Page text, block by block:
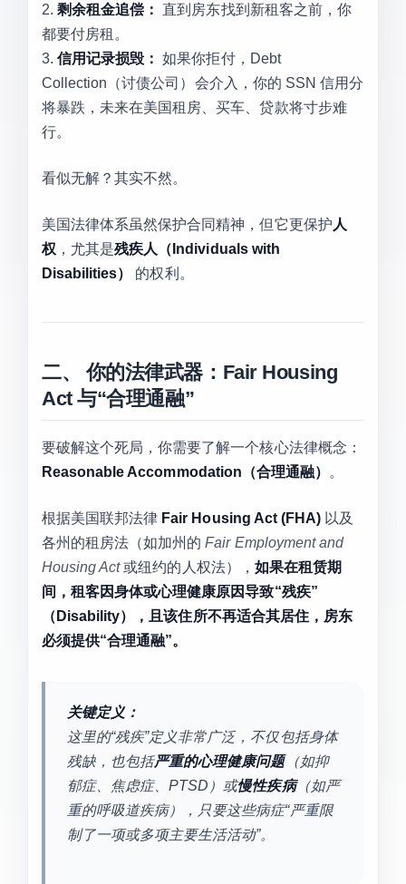
2.剩余租金追偿： 直到房东找到新租客之前，你
都要付房租。
3.信用记录损毁： 如果你拒付，Debt
Collection（讨债公司）会介入，你的 SSN 信用分
将暴跌，未来在美国租房、买车、贷款将寸步难
行。
看似无解？其实不然。
美国法律体系虽然保护合同精神，但它更保护 人
权 ，尤其是残疾人（Individuals with
Disabilities）
的权利。
二、 你的法律武器：Fair Housing
Act 与“合理通融”
要破解这个死局，你需要了解一个核心法律概念：
Reasonable Accommodation（合理通融）
。
根据美国联邦法律 Fair Housing Act (FHA) 以及
各州的租房法（如加州的Fair Employment and
Housing Act或纽约的人权法）， 如果在租赁期
间，租客因身体或心理健康原因导致“残疾”
（Disability），且该住所不再适合其居住，房东
必须提供“合理通融”。
关键定义：
这里的“残疾”定义非常广泛，不仅包括身体
残缺，也包括严重的心理健康问题（如抑
郁症、焦虑症、PTSD）或慢性疾病（如严
重的呼吸道疾病），只要这些病症“严重限
制了一项或多项主要生活活动”。